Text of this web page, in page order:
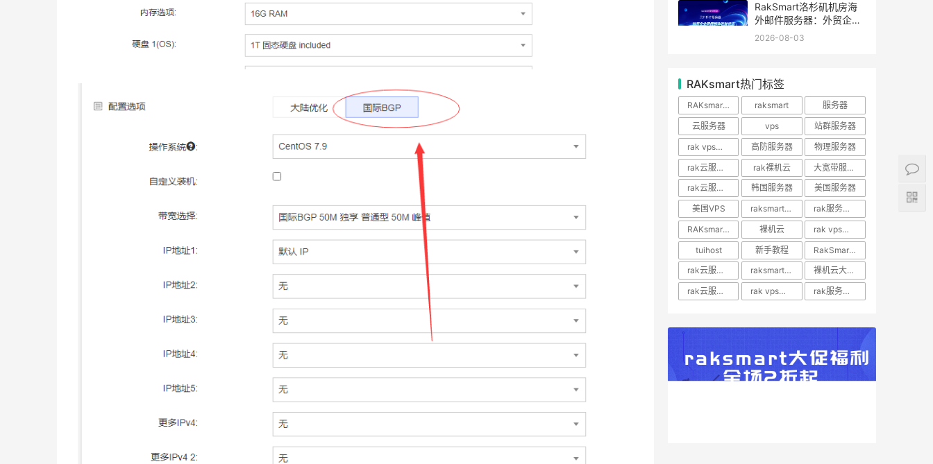
RakSmart洛杉矶机房海
外邮件服务器：外贸企业
跨境邮件收发优选
2026-08-03
RAKsmart热门标签
RAKsmart服务器 raksmart
服务器
云服务器
vps
站群服务器
rak vps优惠
高防服务器
物理服务器
rak云服务器推荐
rak裸机云
大宽带服务器
rak云服务器优惠
韩国服务器
美国服务器
美国VPS
raksmart裸机云
rak服务器评测
RAKsmart服务器评测
裸机云
rak vps价格
tuihost
新手教程
RakSmart美国VPS
rak云服务器价格
raksmart美国云服务器
裸机云大宽带服务器
rak云服务器评测
rak vps评测 rak服务器优惠